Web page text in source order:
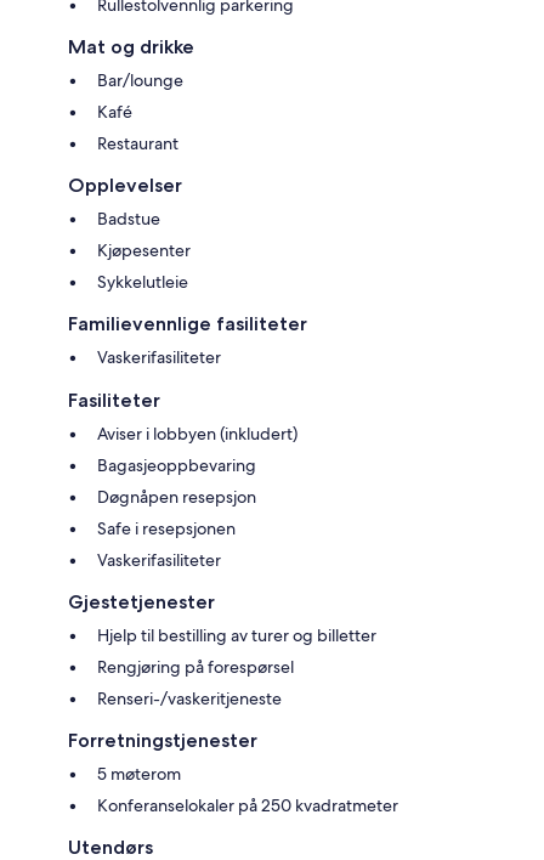
Rullestolvennlig parkering
Mat og drikke
Bar/lounge
Kafé
Restaurant
Opplevelser
Badstue
Kjøpesenter
Sykkelutleie
Familievennlige fasiliteter
Vaskerifasiliteter
Fasiliteter
Aviser i lobbyen (inkludert)
Bagasjeoppbevaring
Døgnåpen resepsjon
Safe i resepsjonen
Vaskerifasiliteter
Gjestetjenester
Hjelp til bestilling av turer og billetter
Rengjøring på forespørsel
Renseri-/vaskeritjeneste
Forretningstjenester
5 møterom
Konferanselokaler på 250 kvadratmeter
Utendørs